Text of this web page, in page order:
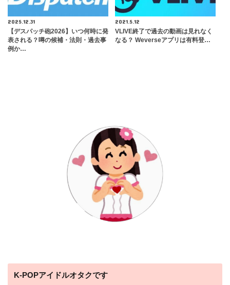
2025.12.31
【デスパッチ砲2026】いつ何時に発
表される？噂の候補・法則・過去事
例か…
2021.5.12
VLIVE終了で過去の動画は見れなく
なる？ Weverseアプリは有料登…
K-POPアイドルオタクです